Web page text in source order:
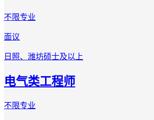
不限专业
面议
日照、潍坊硕士及以上
电气类工程师
不限专业